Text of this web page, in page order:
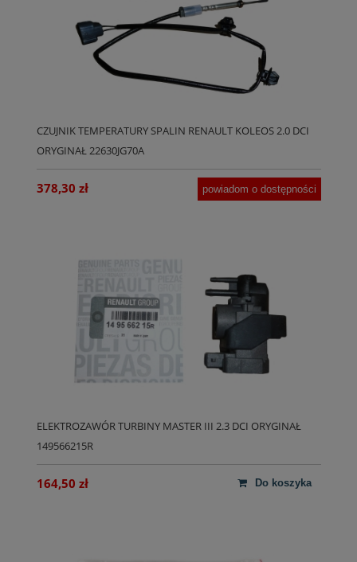
CZUJNIK TEMPERATURY SPALIN RENAULT KOLEOS 2.0 DCI
ORYGINAŁ 22630JG70A
378,30 zł powiadom o dostępności
ELEKTROZAWÓR TURBINY MASTER III 2.3 DCI ORYGINAŁ
149566215R
164,50 zł do koszyka